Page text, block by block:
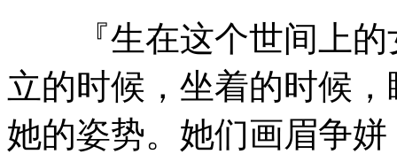
『生在这个世间上的
立的时候，坐着的时候
她的姿势。她们画眉争